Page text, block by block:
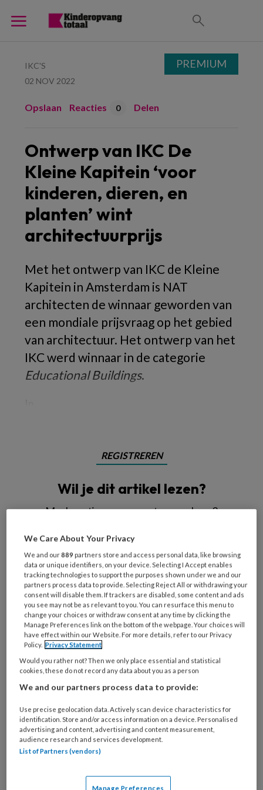
IKC'S
02 NOV 2022
Opslaan Reacties 0 Delen
Ontwerp van IKC De
Kleine Kapitein ‘voor
kinderen, dieren, en
planten’ wint
architectuurprijs
Met het ontwerp van IKC de Kleine
Kapitein in Amsterdam is NAT
architecten de winnaar geworden van
een mondiale prijsvraag op het gebied
van architectuur. Het ontwerp van het
IKC werd winnaar in de categorie
Educational Buildings.
REGISTREREN
Wil je dit artikel lezen?
Maak gratis een account aan en lees 2
Al een account of abonnement?Log dan in
Wat
is
je
e-
mailadres?
* *
Kies
je
wachtwoord* *
Kies
functie *
Bij
welke
organisatie
PREMIUM
We Care About Your Privacy
We and our889 partners store and access personal data, like browsing
data or unique identifiers, on your device. Selecting I Accept enables
tracking technologies to support the purposes shown under we and our
partners process data to provide. Selecting Reject All or withdrawing your
consent will disable them. If trackers are disabled, some content and ads
you see may not be as relevant to you. You can resurface this menu to
change your choices or withdraw consent at any time by clicking the
Manage Preferences link on the bottom of the webpage. Your choices will
have effect within our Website. For more details, refer to our Privacy
Policy. Privacy Statement
Would you rather not? Then we only place essential and statistical
cookies, these do not record any data about you as a person
We and our partners process data to provide:
Use precise geolocation data. Actively scan device characteristics for
identification. Store and/or access information on a device. Personalised
advertising and content, advertising and content measurement,
audience research and services development.
List of Partners (vendors)
Manage Preferences